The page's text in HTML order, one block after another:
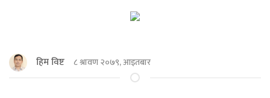
हिम विष्ट ८ श्रावण २०७९, आइतबार